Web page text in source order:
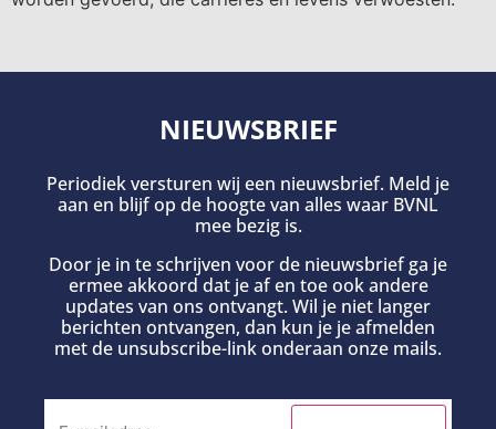
NIEUWSBRIEF
Periodiek versturen wij een nieuwsbrief. Meld je
aan en blijf op de hoogte van alles waar BVNL
mee bezig is.
Door je in te schrijven voor de nieuwsbrief ga je
ermee akkoord dat je af en toe ook andere
updates van ons ontvangt. Wil je niet langer
berichten ontvangen, dan kun je je afmelden
met de unsubscribe-link onderaan onze mails.